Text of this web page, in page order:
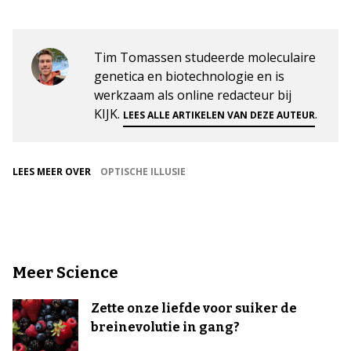
Tim Tomassen studeerde moleculaire
genetica en biotechnologie en is
werkzaam als online redacteur bij
KIJK. LEES ALLE ARTIKELEN VAN DEZE AUTEUR.
LEES MEER OVER OPTISCHE ILLUSIE
Meer Science
Zette onze liefde voor suiker de
breinevolutie in gang?